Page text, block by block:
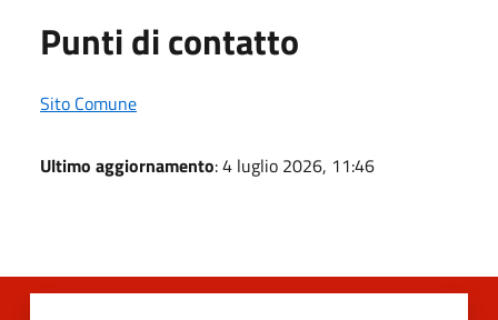
Punti di contatto
Sito Comune
Ultimo aggiornamento: 4 luglio 2026, 11:46